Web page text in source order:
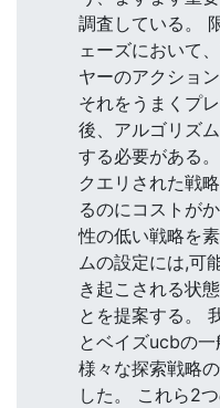
調査している。
ェーズにおいて
ヤーのアクショ
それをうまくプ
後、アルゴリズ
する必要がある
クエリされた戦
るのにコストが
性の低い戦略を
ムの設定には,可
き起こされる状
とを提案する。
とベイズucbの
様々な探索戦略
した。 これら2